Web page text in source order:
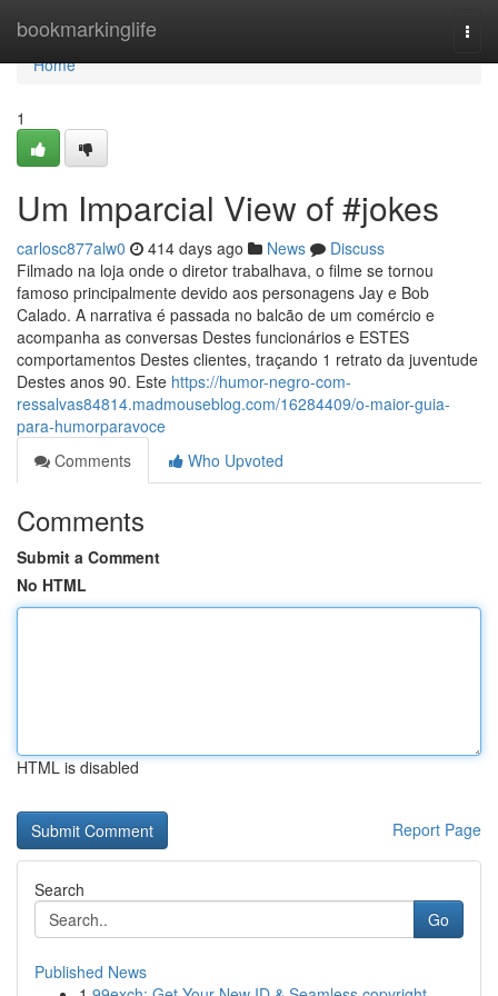
bookmarkinglife
Home
Home
1
Um Imparcial View of #jokes
carlosc877alw0 414 days ago News
Discuss
Filmado na loja onde o diretor trabalhava, o filme se tornou
famoso principalmente devido aos personagens Jay e Bob
Calado. A narrativa é passada no balcão de um comércio e
acompanha as conversas Destes funcionários e ESTES
comportamentos Destes clientes, traçando 1 retrato da juventude
Destes anos 90. Este https://humor-negro-com-
ressalvas84814.madmouseblog.com/16284409/o-maior-guia-
para-humorparavoce
Comments
Who Upvoted
Comments
Submit a Comment
No HTML
HTML is disabled
Report Page
Search
Go
Published News